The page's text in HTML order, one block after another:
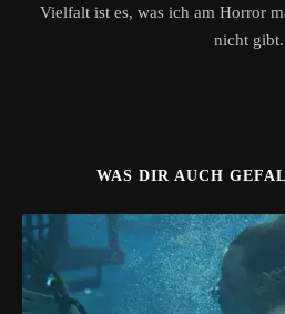
Vielfalt ist es, was ich am Horror
nicht gibt.
WAS DIR AUCH